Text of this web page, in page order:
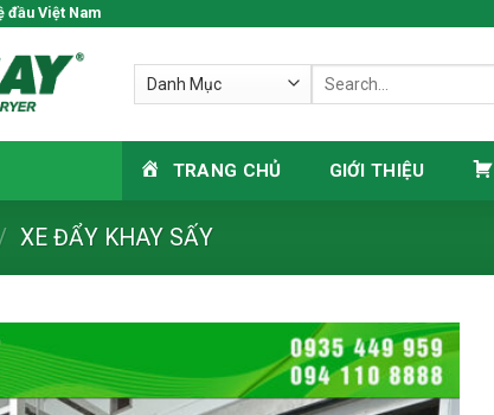
đầu Việt Nam
Search
TRANG CHỦ GIỚI THIỆU
/ XE ĐẨY KHAY SẤY